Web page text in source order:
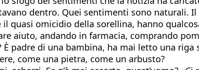
dentro. Quei sentimenti sono naturali.
quasi omicidio della sorellina, hanno
aiuto, andando in farmacia, comprando
È padre di una bambina, ha mai letto una
come una pietra, come un arbusto?